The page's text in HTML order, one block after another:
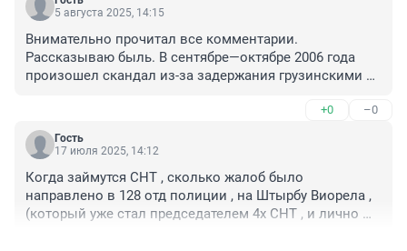
5 августа 2025, 14:15
Внимательно прочитал все комментарии.
Рассказываю быль. В сентябре—октябре 2006 года
произошел скандал из-за задержания грузинскими
подозрению в шпионской деятельности. Это привело
к ответным санкциям со стороны России. 6 октября
2006 года в России была проведена проверка
грузинам. Началась массовая депортация
незаконных мигрантов из Грузии (с октября выслано
более 1 тыс. человек). МВД ежедневно заявляло о
+0 –0
Гость
17 июля 2025, 14:12
Когда займутся СНТ , сколько жалоб было
направлено в 128 отд полиции , на Штырбу Виорела ,
(который уже стал председателем 4х СНТ , и лично